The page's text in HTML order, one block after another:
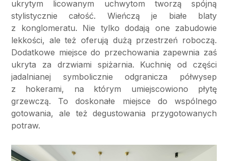
ukrytym licowanym uchwytom tworzą spójną
stylistycznie całość. Wieńczą je białe blaty
z konglomeratu. Nie tylko dodają one zabudowie
lekkości, ale też oferują dużą przestrzeń roboczą.
Dodatkowe miejsce do przechowania zapewnia zaś
ukryta za drzwiami spiżarnia. Kuchnię od części
jadalnianej symbolicznie odgranicza półwysep
z hokerami, na którym umiejscowiono płytę
grzewczą. To doskonałe miejsce do wspólnego
gotowania, ale też degustowania przygotowanych
potraw.